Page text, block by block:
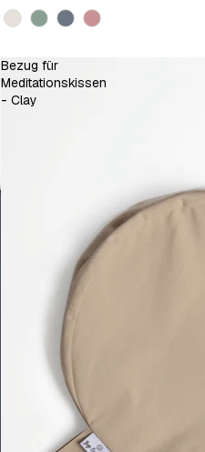
Kleur
Bezug für
Meditationskissen
- Clay